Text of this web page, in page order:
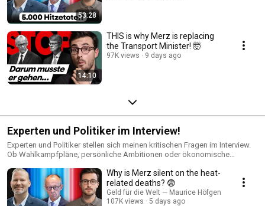
53:28
14:10
THIS is why Merz is replacing
the Transport Minister! 🤯
97K views 9 days ago
Experten und Politiker im Interview!
Experten und Politiker stellen sich meinen kritischen Fragen im Interview.
Ob Wahlkampfpläne, persönliche Ambitionen oder ökonomische
Why is Merz silent on the heat-
related deaths? 😨
Geld für die Welt — Maurice Höfgen
107K views
5 days ago